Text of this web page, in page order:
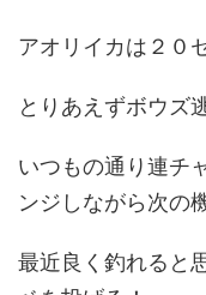
アオリイカは２０
とりあえずボウズ
いつもの通り連チ
ンジしながら次の
最近良く釣れると